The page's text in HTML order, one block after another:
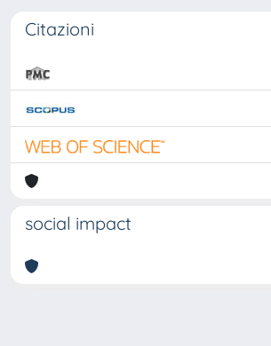
Citazioni
social impact